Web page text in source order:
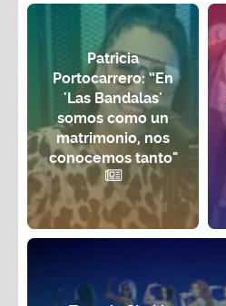
Patricia
Portocarrero: “En
'Las Bandalas'
somos como un
matrimonio, nos
conocemos tanto"